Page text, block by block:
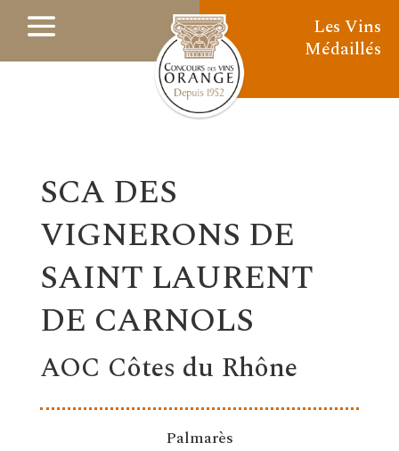
Les Vins
Médaillés
SCA DES
VIGNERONS DE
SAINT LAURENT
DE CARNOLS
AOC Côtes du Rhône
Palmarès